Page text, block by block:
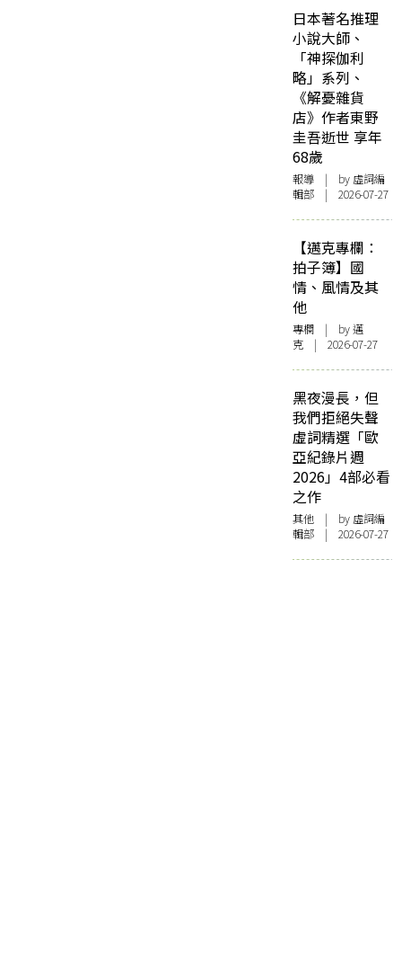
日本著名推理
小說大師、
「神探伽利
略」系列、
《解憂雜貨
店》作者東野
圭吾逝世 享年
68歲
報導 | by 虛詞編
輯部 | 2026-07-27
【邁克專欄：
拍子簿】國
情、風情及其
他
專欄 | by邁
克 | 2026-07-27
黑夜漫長，但
我們拒絕失聲
虛詞精選「歐
亞紀錄片週
2026」4部必看
之作
其他 | by 虛詞編
輯部 | 2026-07-27